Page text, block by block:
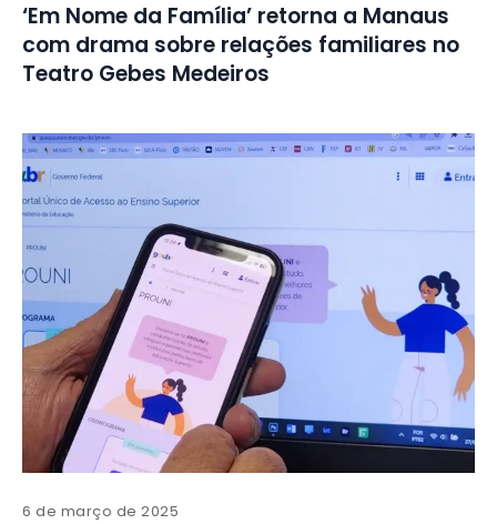
‘Em Nome da Família’ retorna a Manaus
com drama sobre relações familiares no
Teatro Gebes Medeiros
6 de março de 2025